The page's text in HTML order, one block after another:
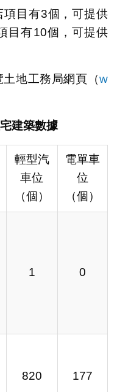
目有3個，可提供
目有10個，可提供
土地工務局網頁（w
建築數據
輕型汽
車位
（個）
電單車
位
（個）
1 0
820 177